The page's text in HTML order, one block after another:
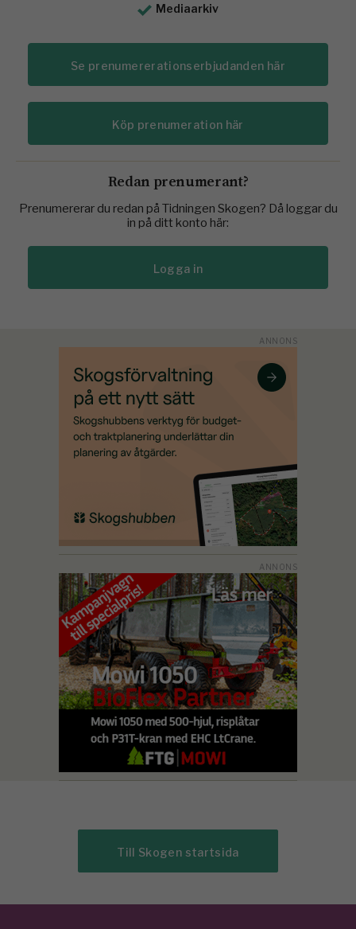
Mediaarkiv
Se prenumererationserbjudanden här
Köp prenumeration här
Redan prenumerant?
Prenumererar du redan på Tidningen Skogen? Då loggar du
in på ditt konto här:
Logga in
Till Skogen startsida